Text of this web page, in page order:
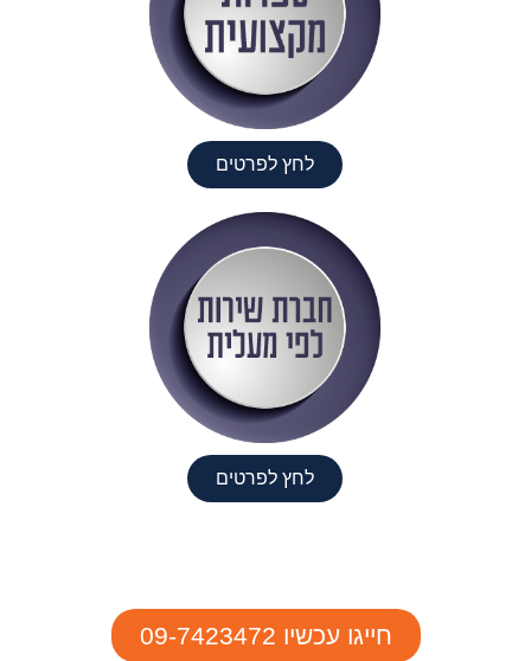
לחץ לפרטים
לחץ לפרטים
חייגו עכשיו 09-7423472